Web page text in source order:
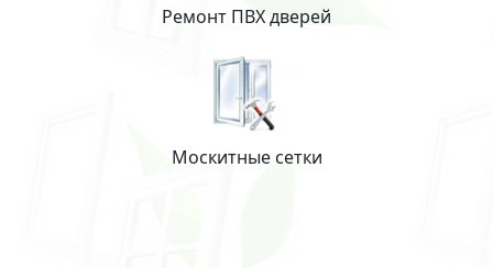
Ремонт ПВХ дверей
Москитные сетки